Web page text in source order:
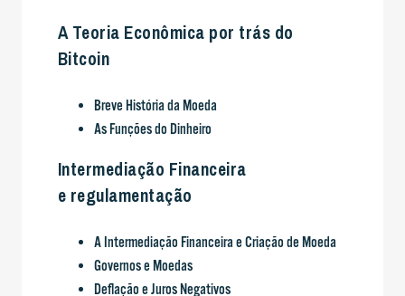
A Teoria Econômica por trás do
Bitcoin
Breve História da Moeda
As Funções do Dinheiro
Intermediação Financeira
e regulamentação
A Intermediação Financeira e Criação de Moeda
Governos e Moedas
Deflação e Juros Negativos